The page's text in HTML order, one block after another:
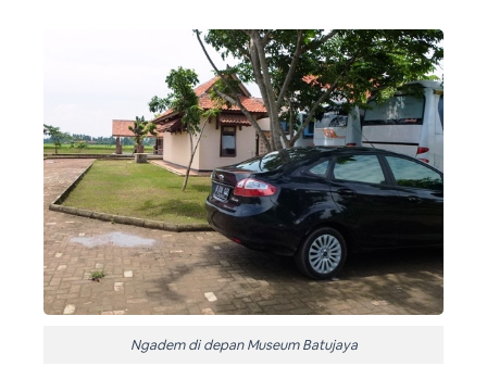
Ngadem di depan Museum Batujaya